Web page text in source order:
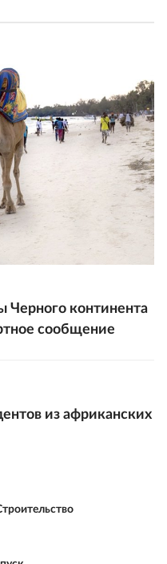
Черного континента
сообщение
из африканских